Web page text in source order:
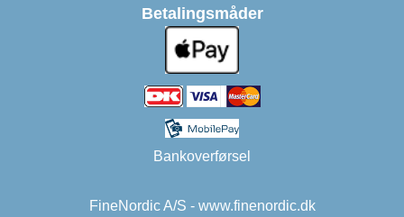
Betalingsmåder
Bankoverførsel
FineNordic A/S - www.finenordic.dk